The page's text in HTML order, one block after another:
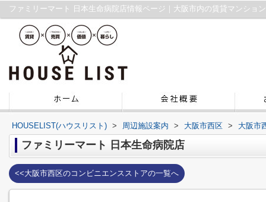
ファミリーマート 日本生命病院店情報ページ｜大阪市内の賃貸マンショ
HOUSELIST(ハウスリスト) > 周辺施設案内 > 大阪市西区 > 大阪市
ファミリーマート 日本生命病院店
<<大阪市西区のコンビニエンスストアの一覧へ